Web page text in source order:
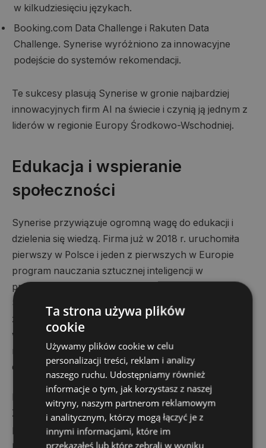
w kilkudziesięciu językach.
Booking.com Data Challenge i Rakuten Data
Challenge. Synerise wyróżniono za innowacyjne
podejście do systemów rekomendacji.
Te sukcesy plasują Synerise w gronie najbardziej
innowacyjnych firm AI na świecie i czynią ją jednym z
liderów w regionie Europy Środkowo-Wschodniej.
Edukacja i wspieranie
społeczności
Synerise przywiązuje ogromną wagę do edukacji i
dzielenia się wiedzą. Firma już w 2018 r. uruchomiła
pierwszy w Polsce i jeden z pierwszych w Europie
program nauczania sztucznej inteligencji w
przedszkolach, szkołach podstawowych i średnich –
Synerise AI Schools, który objął ponad 2200 uczniów
z 140 placówek. Synerise wspiera także uczelnie
wyższe, współtworząc innowacyjne kierunki studiów
na poziomie licencjackim, magisterskim i
doktoranckim.
Dzięki inicjatywom edukacyjnym, takim jak podcast
Zrozumieć AI, hackathony i warsztaty, firma
popularyzuje wiedzę na temat AI i big data w Polsce i
na świecie. Jednocześnie wspiera organizacje
Ta strona używa plików
cookie
Używamy plików cookie w celu
personalizacji treści, reklam i analizy
naszego ruchu. Udostępniamy również
informacje o tym, jak korzystasz z naszej
witryny, naszym partnerom reklamowym
i analitycznym, którzy mogą łączyć je z
innymi informacjami, które im
przekazałeś lub które zebrali w wyniku